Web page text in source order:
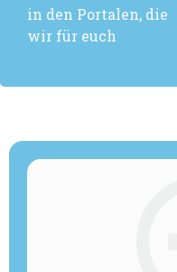
in den Portalen, die
wir für euch
Hinweise auf aktuelle